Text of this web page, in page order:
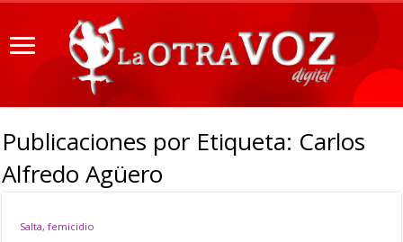
Publicaciones por Etiqueta: Carlos
Alfredo Agüero
Salta, femicidio